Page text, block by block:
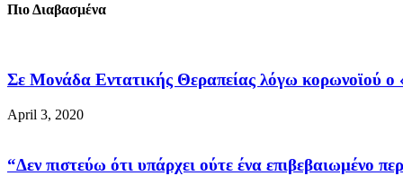
Πιο Διαβασμένα
Σε Μονάδα Εντατικής Θεραπείας λόγω κορωνοϊού ο
April 3, 2020
“Δεν πιστεύω ότι υπάρχει ούτε ένα επιβεβαιωμένο